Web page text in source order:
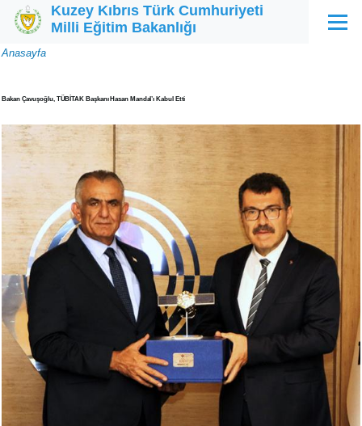
Ana içeriğe atla
Kuzey Kıbrıs Türk Cumhuriyeti
Milli Eğitim Bakanlığı
Menü
Sayfa
Anasayfa
Bakan Çavuşoğlu, TÜBİTAK Başkanı Hasan Mandal’ı Kabul Etti